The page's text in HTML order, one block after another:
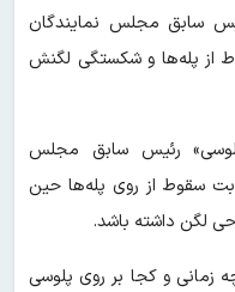
سابق مجلس نمایندگان
از پله‌ها و شکستگی لگنش
رئیس سابق مجلس
احتمالا بابت سقوط از روی پله‌ها حین
لگن داشته باشد.
و کجا بر روی پلوسی